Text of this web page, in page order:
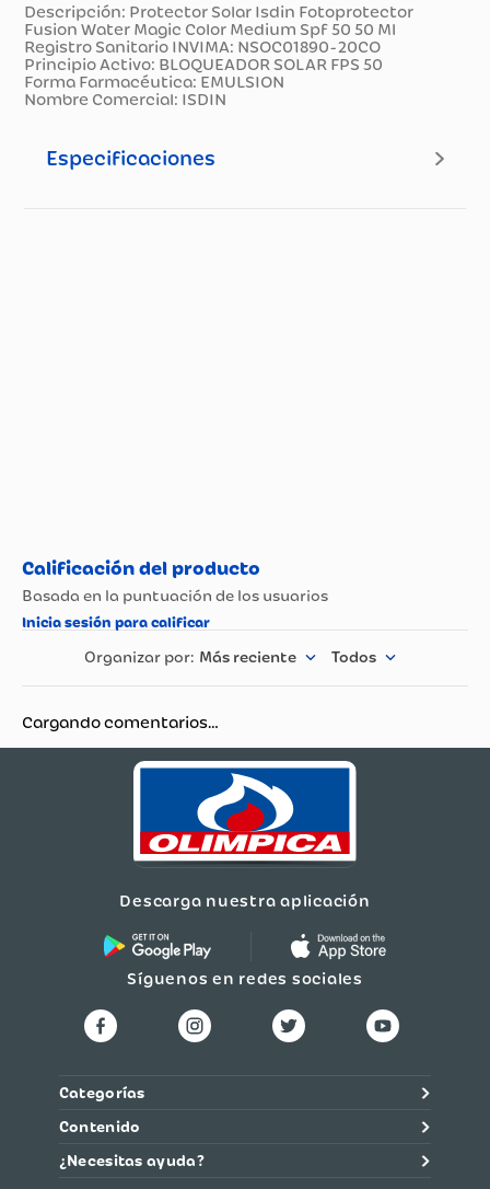
Descripción: Protector Solar Isdin Fotoprotector
Fusion Water Magic Color Medium Spf 50 50 Ml
Registro Sanitario INVIMA: NSOC01890-20CO
Principio Activo: BLOQUEADOR SOLAR FPS 50
Forma Farmacéutica: EMULSION
Nombre Comercial: ISDIN
Especificaciones
Más reciente Todos
Cargando comentarios…
Descarga nuestra aplicación
Síguenos en redes sociales
Categorías
Contenido
¿Necesitas ayuda?